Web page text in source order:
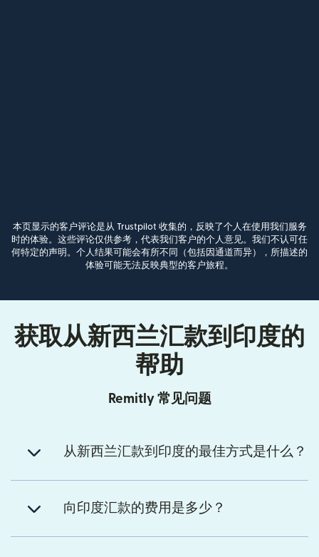
本页显示的客户评论是从 Trustpilot 收集的，反映了个人在使用我们服务
时的体验。这些评论仅供参考，代表我们客户的个人意见。我们不认可任
何特定的声明。个人结果可能会有所不同（包括因通道而异），所描述的
体验可能无法反映典型的客户旅程。
获取从新西兰汇款到印度的
帮助
Remitly 常见问题
从新西兰汇款到印度的最佳方式是什么？
向印度汇款的费用是多少？